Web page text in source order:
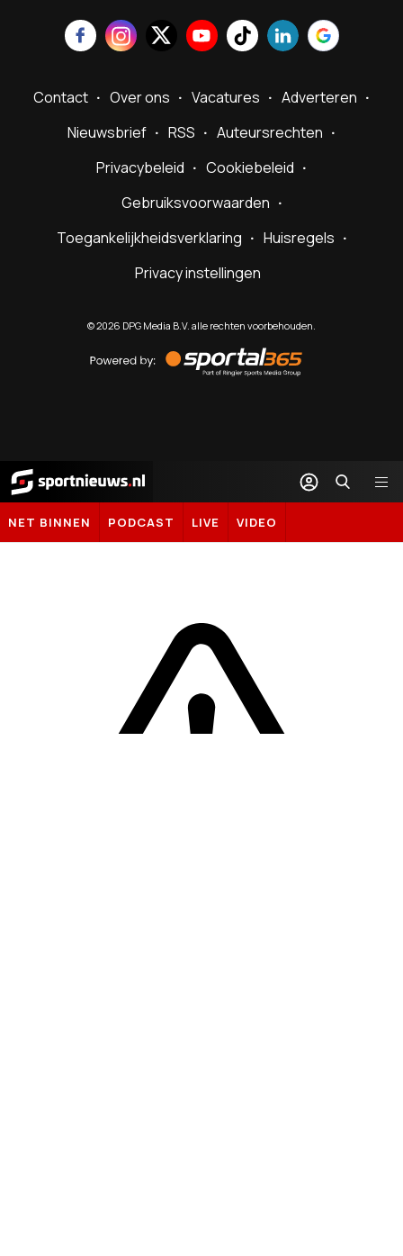
Contact Over ons Vacatures
Adverteren
Nieuwsbrief
RSS
Auteursrechten
Privacybeleid
Cookiebeleid
Gebruiksvoorwaarden
Toegankelijkheidsverklaring
Huisregels
Privacy instellingen
©2026 DPG Media B.V. alle rechten voorbehouden.
by
Sportal365
Sportnieuws.nl
NET BINNEN PODCAST LIVE VIDEO